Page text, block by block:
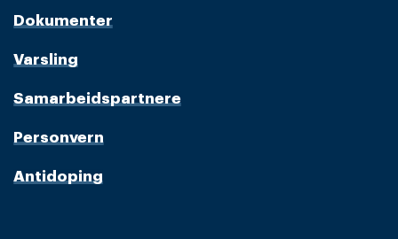
Dokumenter
Varsling
Samarbeidspartnere
Personvern
Antidoping